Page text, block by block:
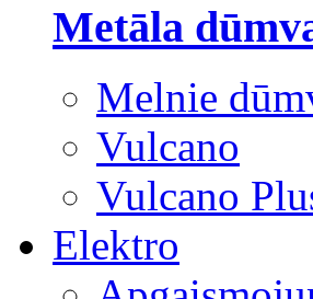
Metāla
Melnie
Vulcano
Vulcano
Elektro